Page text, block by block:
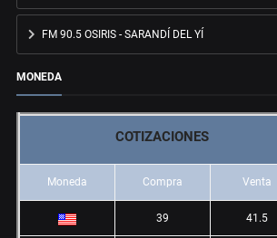
FM 90.5 OSIRIS - SARANDÍ DEL YÍ
MONEDA
COTIZACIONES
Moneda Compra Venta
39 41.5